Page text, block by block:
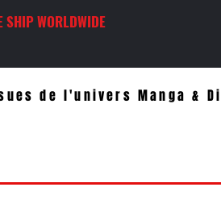
SHIP WORLDWIDE
de l'univers Manga &